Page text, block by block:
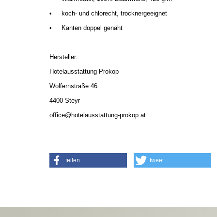
•
koch- und chlorecht, trocknergeeignet
•
Kanten doppel genäht
Hersteller:
Hotelausstattung Prokop
Wolfernstraße 46
4400 Steyr
office@hotelausstattung-prokop.at
teilen tweet